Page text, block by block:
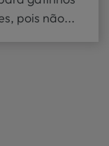
pois não...